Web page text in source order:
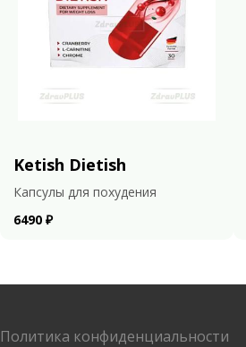
Ketish Dietish
Капсулы для похудения
6490 ₽
Политика конфиденциальности